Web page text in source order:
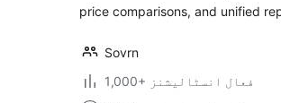
price comparisons, and unified
Sovrn
1,000+ فعال انسٹالیشنز